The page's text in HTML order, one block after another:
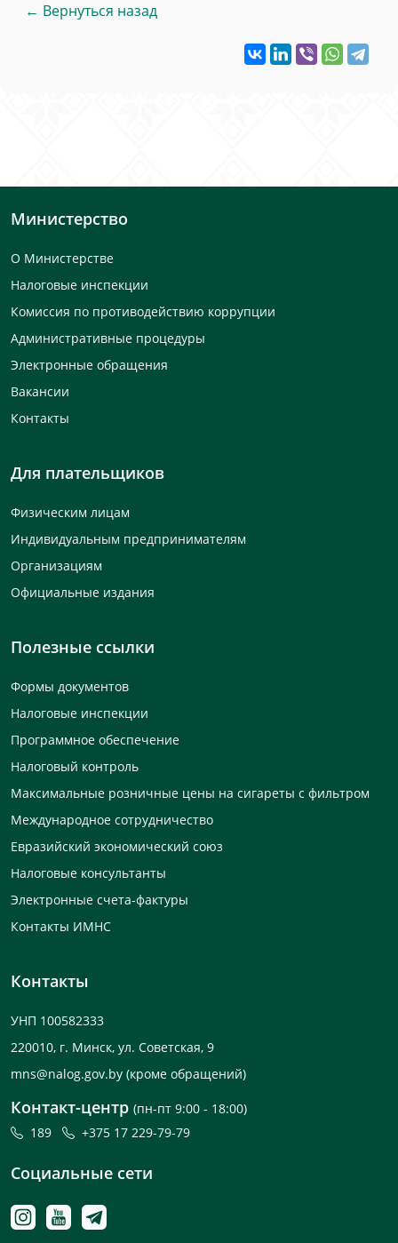
← Вернуться назад
Министерство
О Министерстве
Налоговые инспекции
Комиссия по противодействию коррупции
Административные процедуры
Электронные обращения
Вакансии
Контакты
Для плательщиков
Физическим лицам
Индивидуальным предпринимателям
Организациям
Официальные издания
Полезные ссылки
Формы документов
Налоговые инспекции
Программное обеспечение
Налоговый контроль
Максимальные розничные цены на сигареты с фильтром
Международное сотрудничество
Евразийский экономический союз
Налоговые консультанты
Электронные счета-фактуры
Контакты ИМНС
Контакты
УНП 100582333
220010, г. Минск, ул. Советская, 9
mns@nalog.gov.by (кроме обращений)
Контакт-центр (пн-пт 9:00 - 18:00)
189
+375 17 229-79-79
Социальные сети